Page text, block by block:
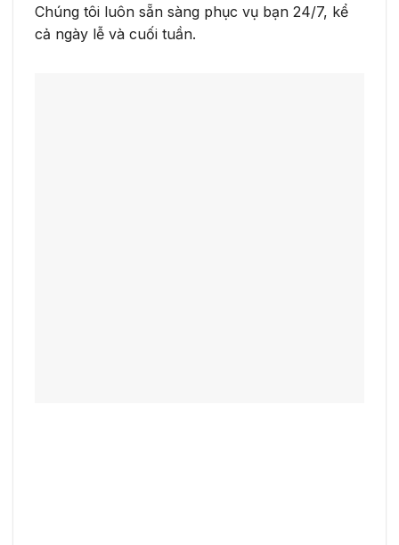
Chúng tôi luôn sẵn sàng phục vụ bạn 24/7, kể
cả ngày lễ và cuối tuần.